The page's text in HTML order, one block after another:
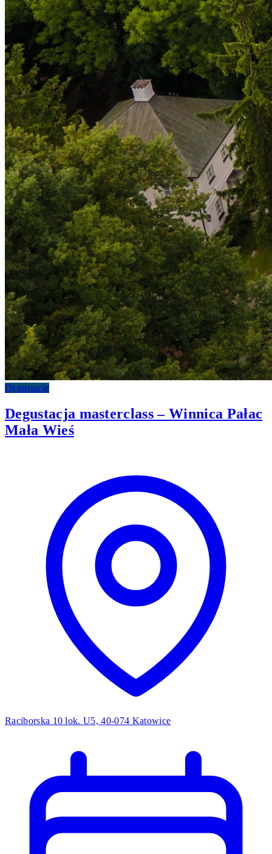
Degustacje
Degustacja masterclass – Winnica Pałac
Mała Wieś
Raciborska 10 lok. U5, 40-074 Katowice